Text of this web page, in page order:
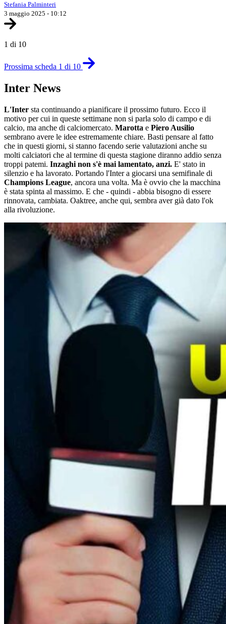
Stefania Palminteri
3 maggio 2025 - 10:12
1 di 10
Prossima scheda 1 di 10
Inter News
L'Inter sta continuando a pianificare il prossimo futuro. Ecco il
motivo per cui in queste settimane non si parla solo di campo e di
calcio, ma anche di calciomercato. Marotta e Piero Ausilio
sembrano avere le idee estremamente chiare. Basti pensare al fatto
che in questi giorni, si stanno facendo serie valutazioni anche su
molti calciatori che al termine di questa stagione diranno addio senza
troppi patemi. Inzaghi non s'è mai lamentato, anzi. E' stato in
silenzio e ha lavorato. Portando l'Inter a giocarsi una semifinale di
Champions League, ancora una volta. Ma è ovvio che la macchina
è stata spinta al massimo. E che - quindi - abbia bisogno di essere
rinnovata, cambiata. Oaktree, anche qui, sembra aver già dato l'ok
alla rivoluzione.